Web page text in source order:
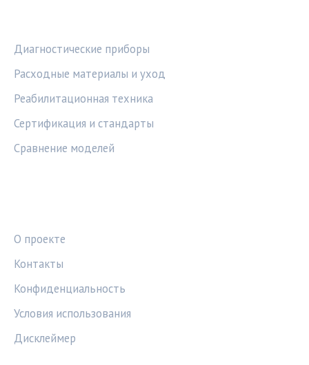
Диагностические приборы
Расходные материалы и уход
Реабилитационная техника
Сертификация и стандарты
Сравнение моделей
О проекте
Контакты
Конфиденциальность
Условия использования
Дисклеймер